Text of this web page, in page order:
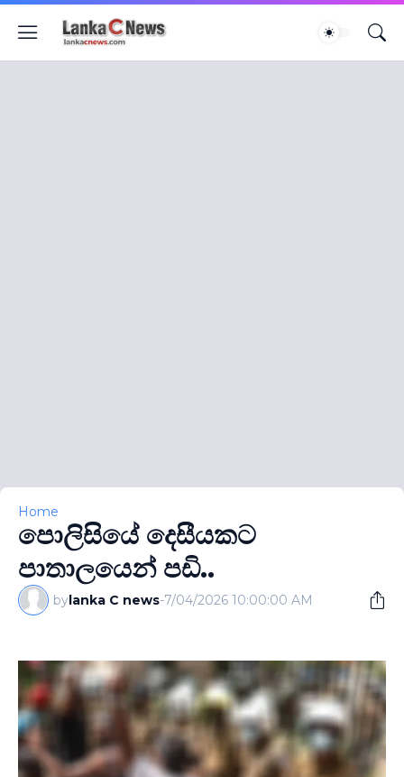
Home
පොලිසියේ දෙසීයකට
පාතාලයෙන් පඩි..
bylanka C news-7/04/2026 10:00:00 AM